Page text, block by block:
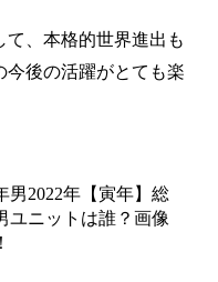
て、本格的世界進出も
後の活躍がとても楽
男2022年【寅年】総
ユニットは誰？画像